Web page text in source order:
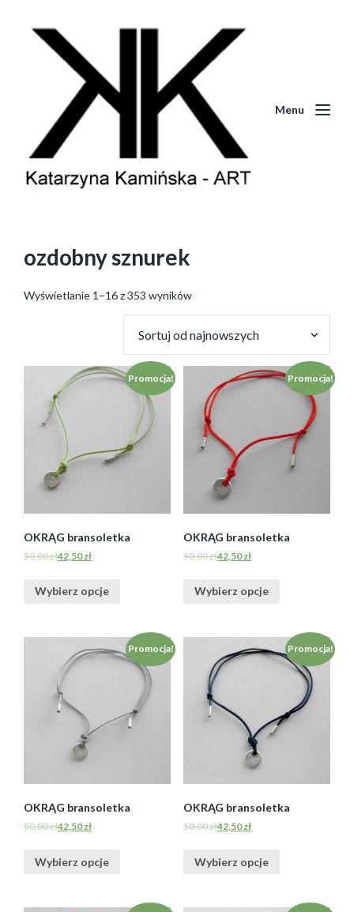
Menu
ozdobny sznurek
Wyświetlanie 1–16 z 353 wyników
Promocja!
OKRĄG bransoletka
50,00zł42,50zł
Wybierz opcje
Promocja!
OKRĄG bransoletka
50,00zł42,50zł
Wybierz opcje
Promocja!
OKRĄG bransoletka
50,00zł42,50zł
Wybierz opcje
Promocja!
OKRĄG bransoletka
50,00zł42,50zł
Wybierz opcje